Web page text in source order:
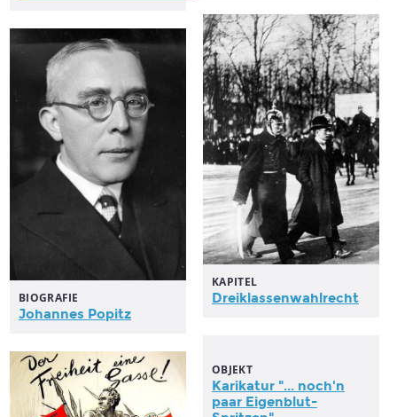
KAPITEL
Dreiklassenwahlrecht
BIOGRAFIE
Johannes Popitz
OBJEKT
Karikatur "... noch'n
paar Eigenblut-